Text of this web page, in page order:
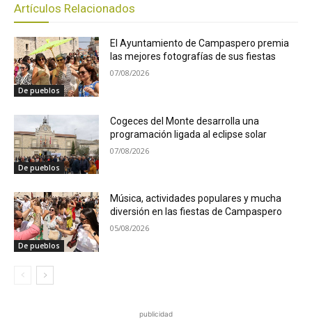
Artículos Relacionados
De pueblos
El Ayuntamiento de Campaspero premia
las mejores fotografías de sus fiestas
07/08/2026
De pueblos
Cogeces del Monte desarrolla una
programación ligada al eclipse solar
07/08/2026
De pueblos
Música, actividades populares y mucha
diversión en las fiestas de Campaspero
05/08/2026
publicidad